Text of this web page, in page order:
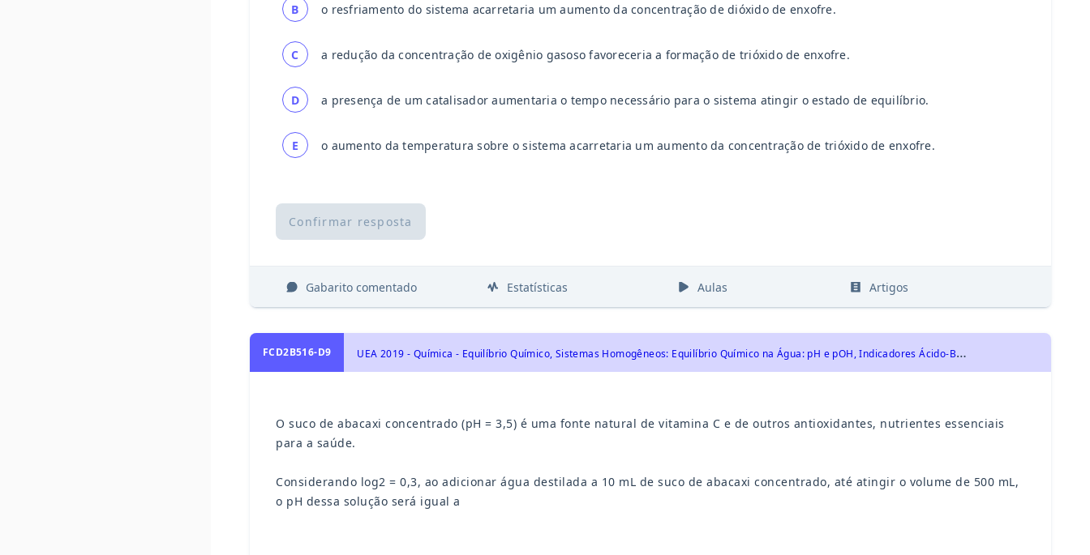
B o resfriamento do sistema acarretaria um aumento da concentração de dióxido de enxofre.
C a redução da concentração de oxigênio gasoso favoreceria a formação de trióxido de enxofre.
D a presença de um catalisador aumentaria o tempo necessário para o sistema atingir o estado de equilíbrio.
E o aumento da temperatura sobre o sistema acarretaria um aumento da concentração de trióxido de enxofre.
Confirmar resposta
Gabarito comentado Estatísticas Aulas Artigos
FCD2B516-D9 U
EA 2019 - Química - Equilíbrio Químico, Sistemas Homogêneos: Equilíbrio Químico na Água: pH e pOH, Indicadores Ácido-Base, Solução Tampão.
O suco de abacaxi concentrado (pH = 3,5) é uma fonte natural de vitamina C e de outros antioxidantes, nutrientes essenciais
para a saúde.
Considerando log2 = 0,3, ao adicionar água destilada a 10 mL de suco de abacaxi concentrado, até atingir o volume de 500 mL,
o pH dessa solução será igual a